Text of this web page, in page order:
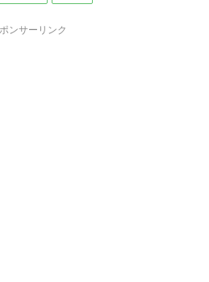
ンサーリンク